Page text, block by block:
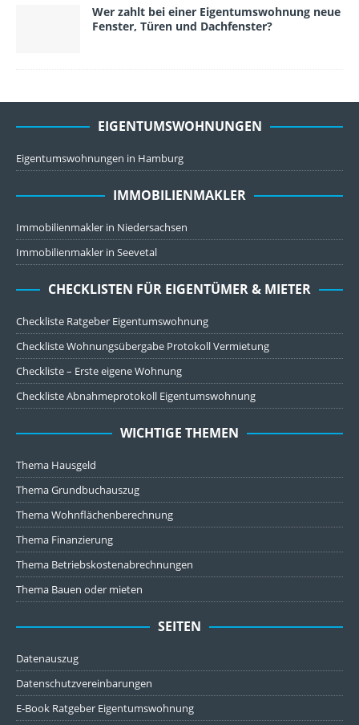
Wer zahlt bei einer Eigentumswohnung neue
Fenster, Türen und Dachfenster?
EIGENTUMSWOHNUNGEN
Eigentumswohnungen in Hamburg
IMMOBILIENMAKLER
Immobilienmakler in Niedersachsen
Immobilienmakler in Seevetal
CHECKLISTEN FÜR EIGENTÜMER & MIETER
Checkliste Ratgeber Eigentumswohnung
Checkliste Wohnungsübergabe Protokoll Vermietung
Checkliste – Erste eigene Wohnung
Checkliste Abnahmeprotokoll Eigentumswohnung
WICHTIGE THEMEN
Thema Hausgeld
Thema Grundbuchauszug
Thema Wohnflächenberechnung
Thema Finanzierung
Thema Betriebskostenabrechnungen
Thema Bauen oder mieten
SEITEN
Datenauszug
Datenschutzvereinbarungen
E-Book Ratgeber Eigentumswohnung